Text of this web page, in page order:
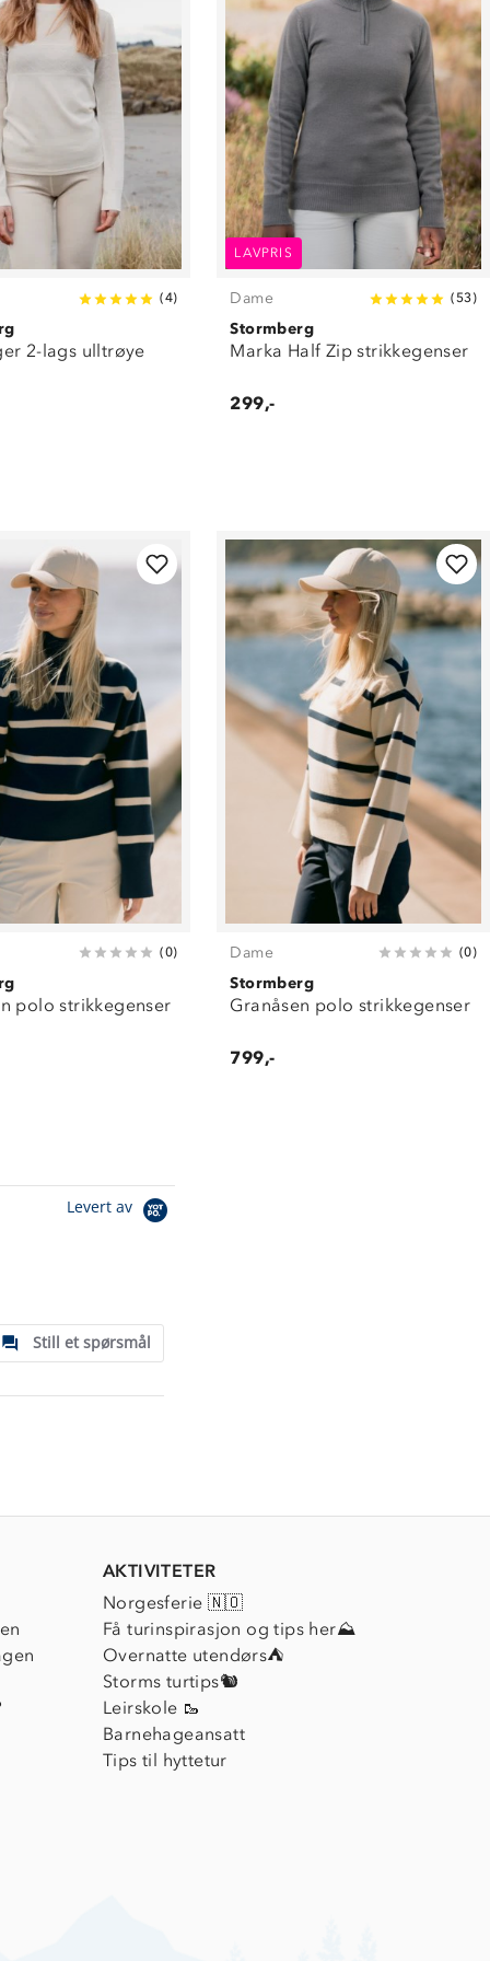
(4)
2-lags ulltrøye
LAVPRIS
Dame (53)
Stormberg
Marka Half Zip strikkegenser
299,-
(0)
polo strikkegenser
Dame (0)
Stormberg
Granåsen polo strikkegenser
799,-
Levert av
Still et spørsmål
AKTIVITETER
Norgesferie 🇳🇴
Få turinspirasjon og tips her⛰
Overnatte utendørs⛺
Storms turtips🐿️
Leirskole 🥾
Barnehageansatt
Tips til hyttetur